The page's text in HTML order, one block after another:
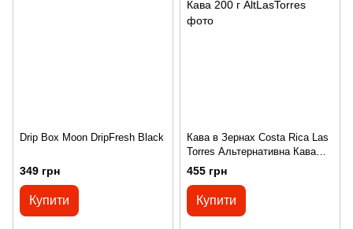
Drip Box Moon DripFresh Black
349 грн
Купити
Кава в Зернах Costa Rica Las
Torres Альтернативна Кава
200 г
455 грн
Купити